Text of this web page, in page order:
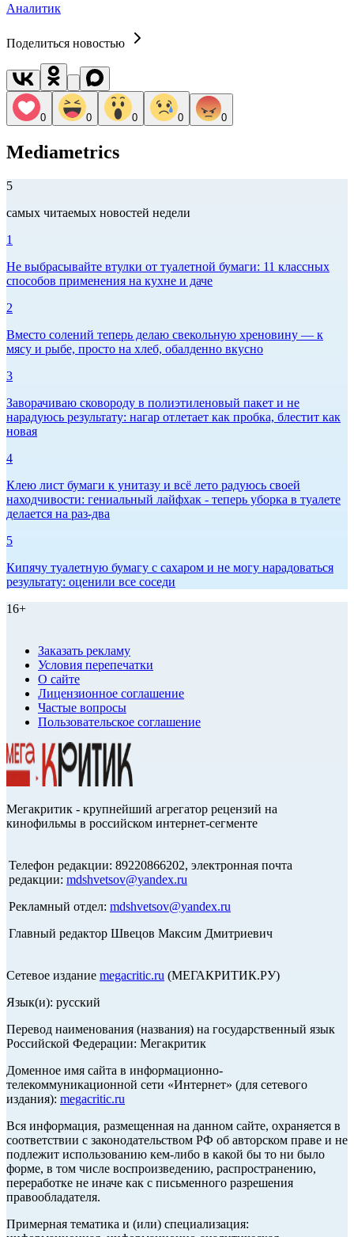
Аналитик
Поделиться новостью
0 0 0 0 0
Mediametrics
5
самых читаемых новостей недели
1
Не выбрасывайте втулки от туалетной бумаги: 11 классных
способов применения на кухне и даче
2
Вместо солений теперь делаю свекольную хреновину — к
мясу и рыбе, просто на хлеб, обалденно вкусно
3
Заворачиваю сковороду в полиэтиленовый пакет и не
нарадуюсь результату: нагар отлетает как пробка, блестит как
новая
4
Клею лист бумаги к унитазу и всё лето радуюсь своей
находчивости: гениальный лайфхак - теперь уборка в туалете
делается на раз-два
5
Кипячу туалетную бумагу с сахаром и не могу нарадоваться
результату: оценили все соседи
16+
Заказать рекламу
Условия перепечатки
О сайте
Лицензионное соглашение
Частые вопросы
Пользовательское соглашение
Мегакритик - крупнейший агрегатор рецензий на
кинофильмы в российском интернет-сегменте
Телефон редакции: 89220866202, электронная почта
редакции: mdshvetsov@yandex.ru
Рекламный отдел: mdshvetsov@yandex.ru
Главный редактор Швецов Максим Дмитриевич
Сетевое издание megacritic.ru (МЕГАКРИТИК.РУ)
Язык(и): русский
Перевод наименования (названия) на государственный язык
Российской Федерации: Мегакритик
Доменное имя сайта в информационно-
телекоммуникационной сети «Интернет» (для сетевого
издания): megacritic.ru
Вся информация, размещенная на данном сайте, охраняется в
соответствии с законодательством РФ об авторском праве и не
подлежит использованию кем-либо в какой бы то ни было
форме, в том числе воспроизведению, распространению,
переработке не иначе как с письменного разрешения
правообладателя.
Примерная тематика и (или) специализация: